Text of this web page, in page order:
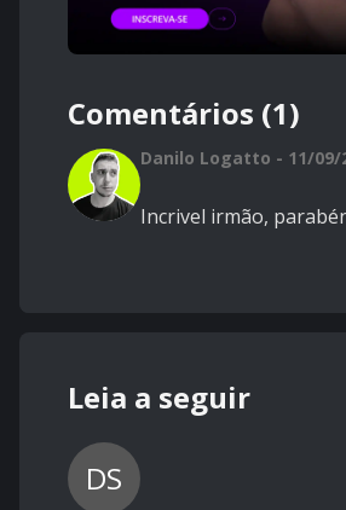
Comentários (1)
Danilo Logatto - 11/09/
Incrivel irmão,
Leia a seguir
DS